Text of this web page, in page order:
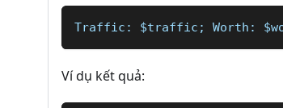
Traffic: $traffic; Worth:
Ví dụ kết quả: